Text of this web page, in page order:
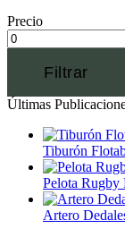
Precio
Filtrar
Últimas
Tiburón
Pelota Rugby
Artero